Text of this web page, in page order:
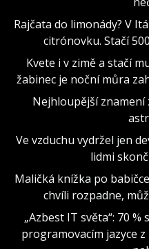
Rajčata do limonády? V
citrónovku. Stačí
Kvete i v zimě a stačí
žabinec je noční můra
Nejhloupější znamení
Ve vzduchu vydržel jen
lidmi
Maličká knížka po
chvíli rozpadne,
„Azbest IT světa“: 70
programovacím jazyce